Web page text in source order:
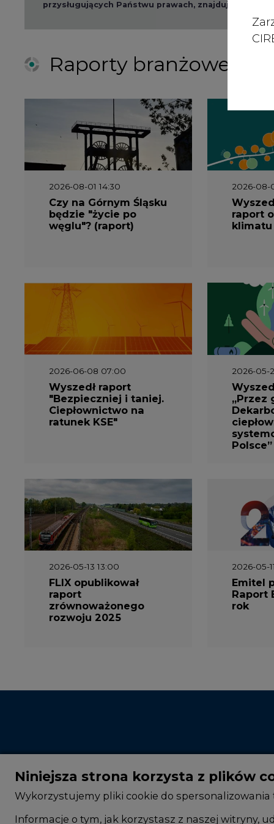
2026-08-01 14:30
Czy na Górnym Śląsku
będzie "życie po
węglu"? (raport)
2026-08-
raport o
klimatu
2026-06-08 07:00
Wyszedł raport
"Bezpieczniej i taniej.
Ciepłownictwo na
ratunek KSE"
2026-05-
„Przez
Polsce”
2026-05-13 13:00
FLIX opublikował
raport
zrównoważonego
rozwoju 2025
2026-05-
Emitel
Raport
rok
CIRE - kim jesteśmy Rok 2025 na CIRE
Niniejsza strona korzysta z plików
Wykorzystujemy pliki cookie do
Informacje o tym, jak korzystasz z naszej witryny,